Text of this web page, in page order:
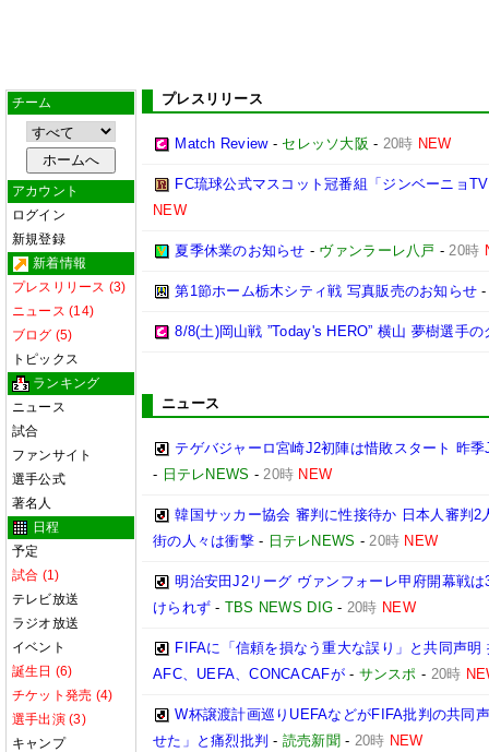
チーム
アカウント
ログイン
新規登録
新着情報
プレスリリース (3)
ニュース (14)
ブログ (5)
トピックス
ランキング
ニュース
試合
ファンサイト
選手公式
著名人
日程
予定
試合 (1)
テレビ放送
ラジオ放送
イベント
誕生日 (6)
チケット発売 (4)
選手出演 (3)
キャンプ
プレスリリース
Match Review- セレッソ大阪 - 20時 NEW
FC琉球公式マスコット冠番組「ジンベーニョ
NEW
夏季休業のお知らせ - ヴァンラーレ八戸 -20時
第1節ホーム栃木シティ戦 写真販売のお知らせ
8/8(土)岡山戦 ”Today's HERO” 横山 夢樹選手
ニュース
テゲバジャーロ宮崎J2初陣は惜敗スタート 昨
- 日テレNEWS -20時 NEW
韓国サッカー協会 審判に性接待か 日本人審判
街の人々は衝撃- 日テレNEWS -20時 NEW
明治安田J2リーグ ヴァンフォーレ甲府開幕戦
けられず - TBS NEWS DIG - 20時 NEW
FIFAに「信頼を損なう重大な誤り」と共同声
AFC、UEFA、CONCACAFが- サンスポ - 20時
W杯譲渡計画巡りUEFAなどがFIFA批判の共同
せた」と痛烈批判 - 読売新聞 - 20時 NEW